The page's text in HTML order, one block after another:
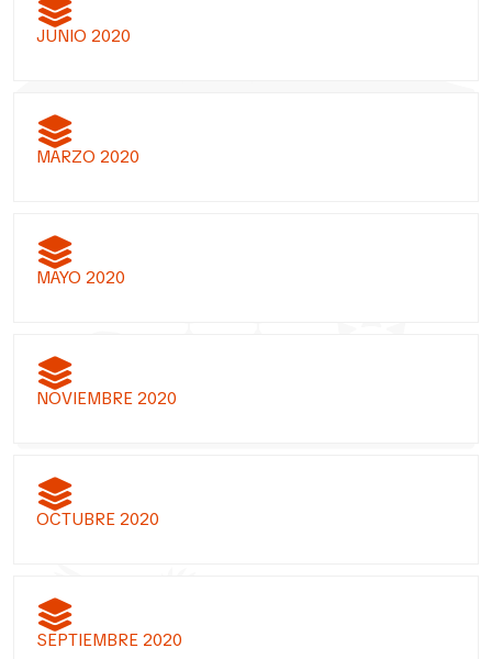
JUNIO 2020
MARZO 2020
MAYO 2020
NOVIEMBRE 2020
OCTUBRE 2020
SEPTIEMBRE 2020